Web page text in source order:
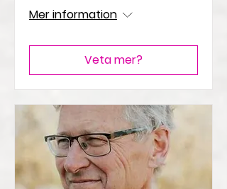
Mer information
Veta mer?